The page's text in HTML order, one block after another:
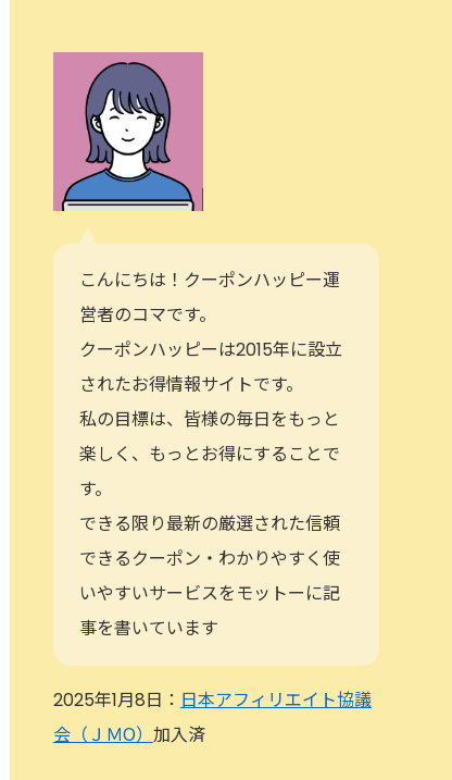
こんにちは！クーポンハッピー運
営者のコマです。
クーポンハッピーは2015年に設立
されたお得情報サイトです。
私の目標は、皆様の毎日をもっと
楽しく、もっとお得にすることで
す。
できる限り最新の厳選された信頼
できるクーポン・わかりやすく使
いやすいサービスをモットーに記
事を書いています
2025年1月8日： 日本アフィリエイト協議
会（ＪＭО） 加入済